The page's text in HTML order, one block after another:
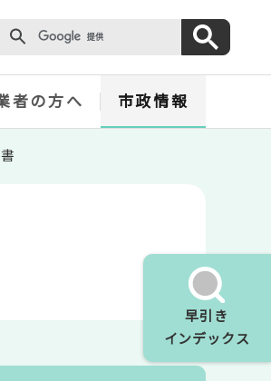
早引き
インデックス
者の方へ 市政情報